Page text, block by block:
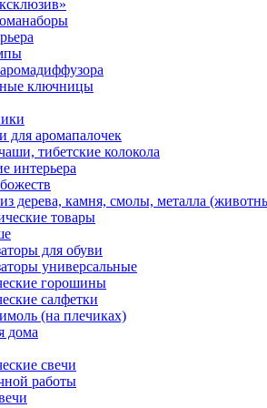
ключницы
для аромапалочек
тибетские колокола
интерьера
дерева, камня, смолы, металла
товары
для обуви
универсальные
горошины
салфетки
(на плечиках)
дома
свечи
работы